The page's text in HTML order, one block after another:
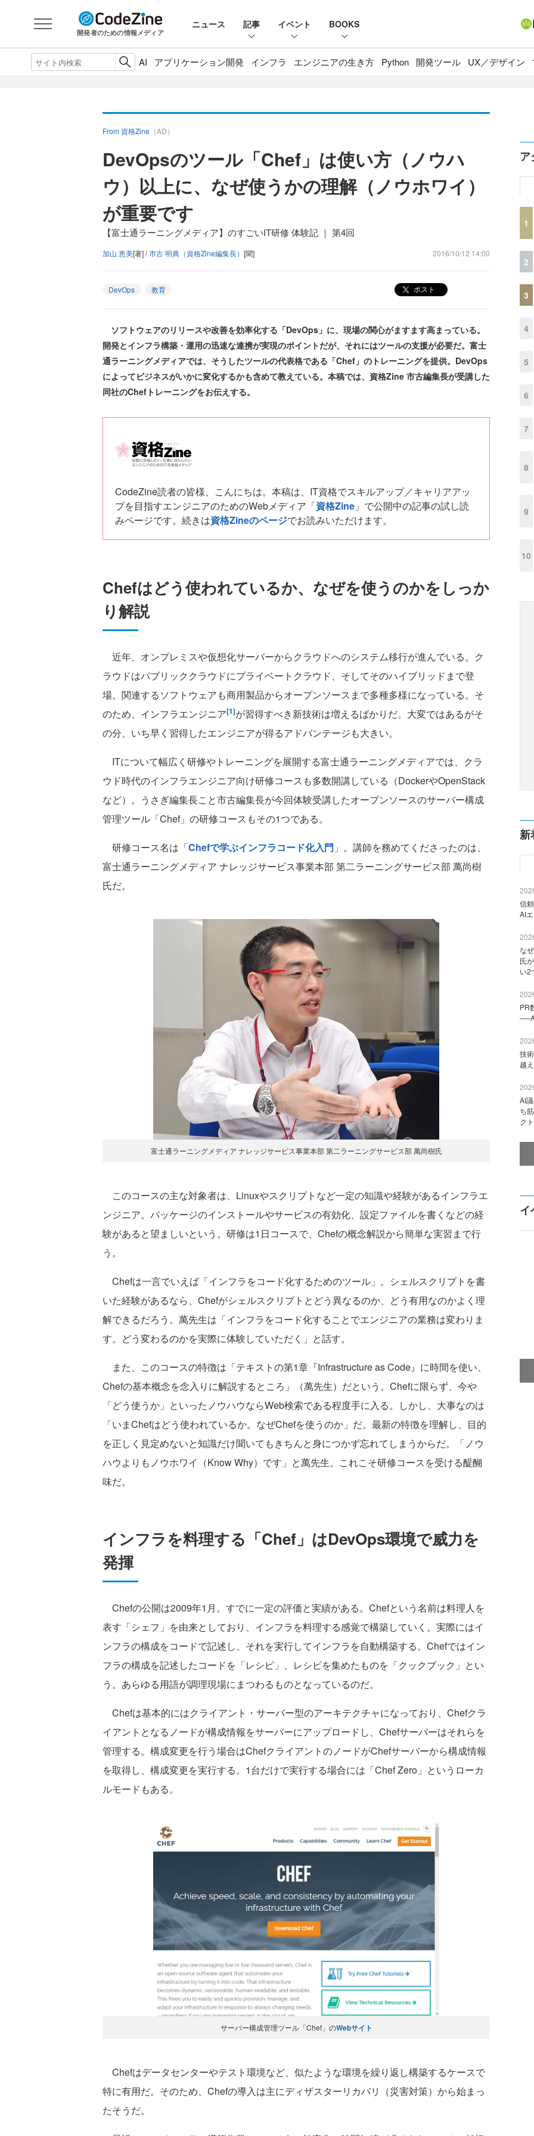
開発者のための情報メディア
ニュース 記事 イベント BOOKS
AI アプリケーション開発 インフラ エンジニアの生き方 Python 開発ツール UX／デザイン
From 資格Zine （AD）
DevOpsのツール「Chef」は使い方（ノウハ
ウ）以上に、なぜ使うかの理解（ノウホワイ）
が重要です
【富士通ラーニングメディア】のすごいIT研修 体験記 ｜ 第4回
加山 恵美[著] /市古 明典（資格Zine編集長） [聞] 2016/10/12 14:00
DevOps 教育 ポスト
ソフトウェアのリリースや改善を効率化する「DevOps」に、現場の関心がますます高まっている。
開発とインフラ構築・運用の迅速な連携が実現のポイントだが、それにはツールの支援が必要だ。富士
通ラーニングメディアでは、そうしたツールの代表格である「Chef」のトレーニングを提供。DevOps
によってビジネスがいかに変化するかも含めて教えている。本稿では、資格Zine 市古編集長が受講した
同社のChefトレーニングをお伝えする。
CodeZine読者の皆様、こんにちは。本稿は、IT資格でスキルアップ／キャリアアッ
プを目指すエンジニアのためのWebメディア「資格Zine 」で公開中の記事の試し読
みページです。続きは資格Zineのページでお読みいただけます。
Chefはどう使われているか、なぜを使うのかをしっか
り解説
近年、オンプレミスや仮想化サーバーからクラウドへのシステム移行が進んでいる。ク
ラウドはパブリッククラウドにプライベートクラウド、そしてそのハイブリッドまで登
場。関連するソフトウェアも商用製品からオープンソースまで多種多様になっている。そ
のため、インフラエンジニア[1]が習得すべき新技術は増えるばかりだ。大変ではあるがそ
の分、いち早く習得したエンジニアが得るアドバンテージも大きい。
ITについて幅広く研修やトレーニングを展開する富士通ラーニングメディアでは、クラ
ウド時代のインフラエンジニア向け研修コースも多数開講している（DockerやOpenStack
など）。うさぎ編集長こと市古編集長が今回体験受講したオープンソースのサーバー構成
管理ツール「Chef」の研修コースもその1つである。
研修コース名は「Chefで学ぶインフラコード化入門 」。講師を務めてくださったのは、
富士通ラーニングメディア ナレッジサービス事業本部 第二ラーニングサービス部 萬尚樹
氏だ。
富士通ラーニングメディア ナレッジサービス事業本部 第二ラーニングサービス部 萬尚樹氏
このコースの主な対象者は、Linuxやスクリプトなど一定の知識や経験があるインフラエ
ンジニア。パッケージのインストールやサービスの有効化、設定ファイルを書くなどの経
験があると望ましいという。研修は1日コースで、Chefの概念解説から簡単な実習まで行
う。
Chefは一言でいえば「インフラをコード化するためのツール」。シェルスクリプトを書
いた経験があるなら、Chefがシェルスクリプトとどう異なるのか、どう有用なのかよく理
解できるだろう。萬先生は「インフラをコード化することでエンジニアの業務は変わりま
す。どう変わるのかを実際に体験していただく」と話す。
また、このコースの特徴は「テキストの第1章『Infrastructure as Code』に時間を使い、
Chefの基本概念を念入りに解説するところ」（萬先生）だという。Chefに限らず、今や
「どう使うか」といったノウハウならWeb検索である程度手に入る。しかし、大事なのは
「いまChefはどう使われているか。なぜChefを使うのか」だ。最新の特徴を理解し、目的
を正しく見定めないと知識だけ聞いてもきちんと身につかず忘れてしまうからだ。「ノウ
ハウよりもノウホワイ（Know Why）です」と萬先生。これこそ研修コースを受ける醍醐
味だ。
インフラを料理する「Chef」はDevOps環境で威力を
発揮
Chefの公開は2009年1月。すでに一定の評価と実績がある。Chefという名前は料理人を
表す「シェフ」を由来としており、インフラを料理する感覚で構築していく。実際にはイ
ンフラの構成をコードで記述し、それを実行してインフラを自動構築する。Chefではイン
フラの構成を記述したコードを「レシピ」、レシピを集めたものを「クックブック」とい
う。あらゆる用語が調理現場にまつわるものとなっているのだ。
Chefは基本的にはクライアント・サーバー型のアーキテクチャになっており、Chefクラ
イアントとなるノードが構成情報をサーバーにアップロードし、Chefサーバーはそれらを
管理する。構成変更を行う場合はChefクライアントのノードがChefサーバーから構成情報
を取得し、構成変更を実行する。1台だけで実行する場合には「Chef Zero」というローカ
ルモードもある。
サーバー構成管理ツール「Chef」のWebサイト
Chefはデータセンターやテスト環境など、似たような環境を繰り返し構築するケースで
特に有用だ。そのため、Chefの導入は主にディザスターリカバリ（災害対策）から始まっ
たそうだ。
ア
1
2
3
4
5
6
7
8
9
10
新
信
AI
な
氏
い2
PR
技
越
AI
ち
ク
イ